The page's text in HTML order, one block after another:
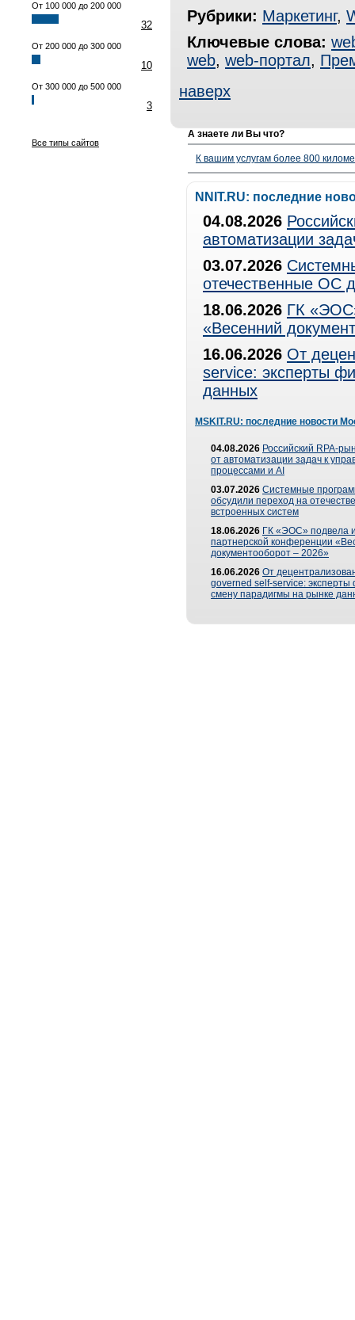
От 100 000 до 200 000
32
От 200 000 до 300 000
10
От 300 000 до 500 000
3
Все типы сайтов
Рубрики: Маркетинг,
Ключевые слова:
web, web-портал,
наверх
А знаете ли Вы что?
К вашим услугам более 800
NNIT.RU: последние
04.08.2026
автоматизации
03.07.2026
отечественные ОС
18.06.2026 ГК
«Весенний
16.06.2026 От
service: эксперты
данных
MSKIT.RU: последние новости
04.08.2026 Российский RPA-
от автоматизации задач к
процессами и AI
03.07.2026 Системные
обсудили переход на
встроенных систем
18.06.2026 ГК «ЭОС» подвела
партнерской конференции
документооборот – 2026»
16.06.2026 От
governed self-service: эксперты
смену парадигмы на рынке